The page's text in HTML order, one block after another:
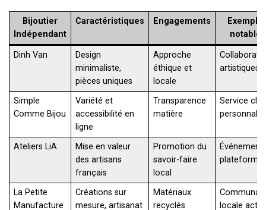
Bijoutier
Indépendant
Caractéristiques Engagements
notables
Dinh Van
Design
minimaliste,
pièces uniques
Approche
éthique et
locale
artistiques
Simple
Comme Bijou
Variété et
accessibilité en
ligne
Transparence
matière
Service
Ateliers LiA
Mise en valeur
des artisans
français
Promotion du
savoir-faire
local
La Petite
Manufacture
Créations sur
mesure, artisanat
Matériaux
recyclés
locale